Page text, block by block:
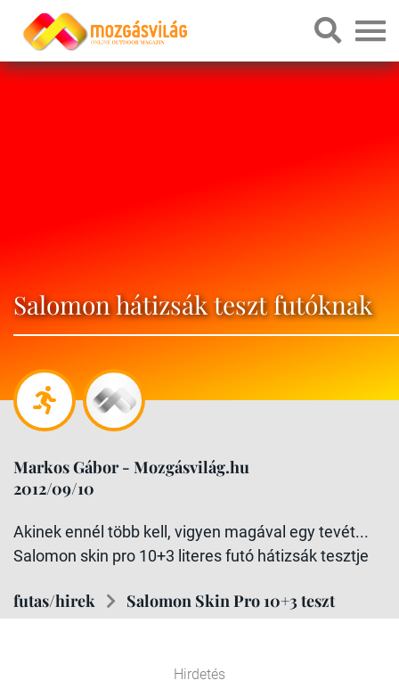
Salomon hátizsák teszt futóknak
Markos Gábor - Mozgásvilág.hu
2012/09/10
Akinek ennél több kell, vigyen magával egy tevét...
Salomon skin pro 10+3 literes futó hátizsák tesztje
futas/hirek Salomon Skin Pro 10+3 teszt
Hirdetés